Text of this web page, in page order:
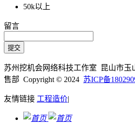
50k以上
留言
苏州挖机会网络科技工作室 昆山市玉
售部 Copyright © 2024 苏ICP备
友情链接 工程造价|